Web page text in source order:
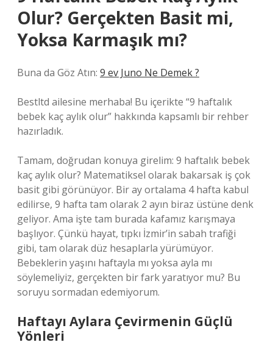
Olur? Gerçekten Basit mi,
Yoksa Karmaşık mı?
Buna da Göz Atın: 9 ev Juno Ne Demek ?
Bestltd ailesine merhaba! Bu içerikte “9 haftalık
bebek kaç aylık olur” hakkında kapsamlı bir rehber
hazırladık.
Tamam, doğrudan konuya girelim: 9 haftalık bebek
kaç aylık olur? Matematiksel olarak bakarsak iş çok
basit gibi görünüyor. Bir ay ortalama 4 hafta kabul
edilirse, 9 hafta tam olarak 2 ayın biraz üstüne denk
geliyor. Ama işte tam burada kafamız karışmaya
başlıyor. Çünkü hayat, tıpkı İzmir’in sabah trafiği
gibi, tam olarak düz hesaplarla yürümüyor.
Bebeklerin yaşını haftayla mı yoksa ayla mı
söylemeliyiz, gerçekten bir fark yaratıyor mu? Bu
soruyu sormadan edemiyorum.
Haftayı Aylara Çevirmenin Güçlü
Yönleri